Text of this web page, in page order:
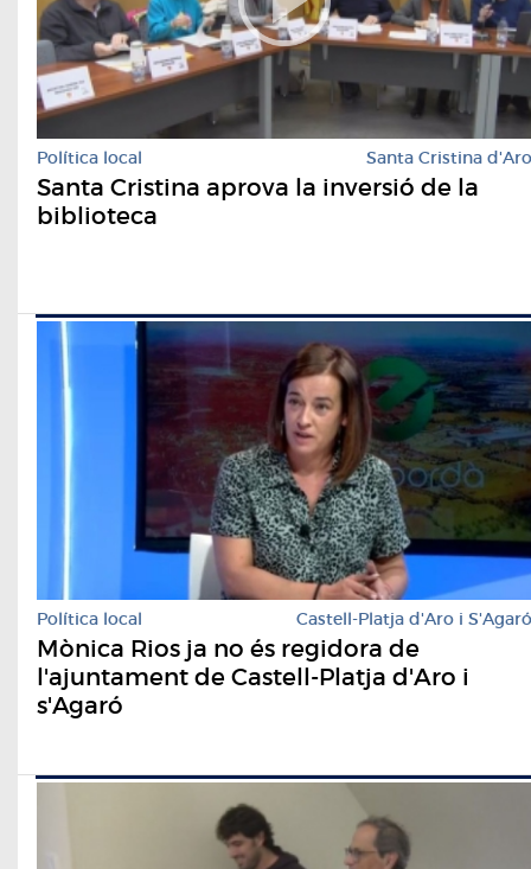
Política local Santa Cristina d'Aro
Santa Cristina aprova la inversió de la
biblioteca
Política local Castell-Platja d'Aro i S'Agaró
Mònica Rios ja no és regidora de
l'ajuntament de Castell-Platja d'Aro i
s'Agaró